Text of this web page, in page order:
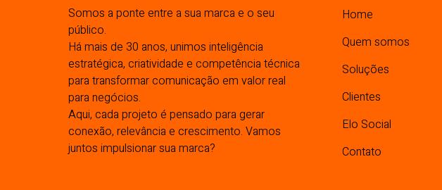
Somos a ponte entre a sua marca e o seu
público.
Há mais de 30 anos, unimos inteligência
estratégica, criatividade e competência técnica
para transformar comunicação em valor real
para negócios.
Aqui, cada projeto é pensado para gerar
conexão, relevância e crescimento. Vamos
juntos impulsionar sua marca?
Home
Quem somos
Soluções
Clientes
Elo Social
Contato